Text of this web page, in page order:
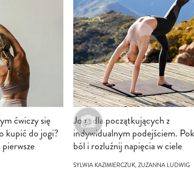
ćwiczy się
kupić do jogi?
Joga dla początkujących z
indywidualnym podejściem.
ból i rozluźnij napięcia w ciele
SYLWIA KAZIMIERCZUK, ZUZANNA LUDWIG